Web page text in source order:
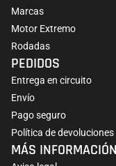
Marcas
Motor Extremo
Rodadas
PEDIDOS
Entrega en circuito
Envío
Pago seguro
Política de devoluciones
MÁS INFORMACIÓN